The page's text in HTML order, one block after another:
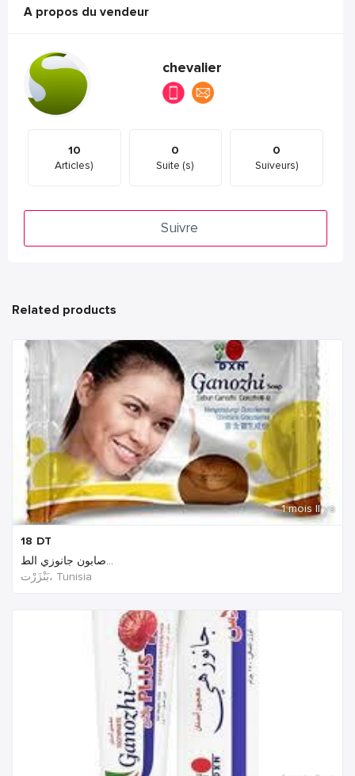
A propos du vendeur
chevalier
10
Articles)
0
Suite (s)
0
Suiveurs)
Suivre
Related products
1 mois Il ya
18 DT
صابون جانوزي الط...
بَنْزَرْت‎، Tunisia